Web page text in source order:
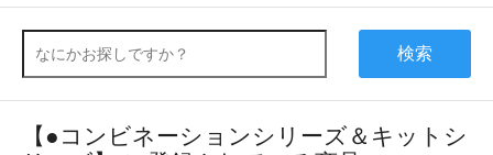
検索
【●コンビネーションシリーズ＆キットシ